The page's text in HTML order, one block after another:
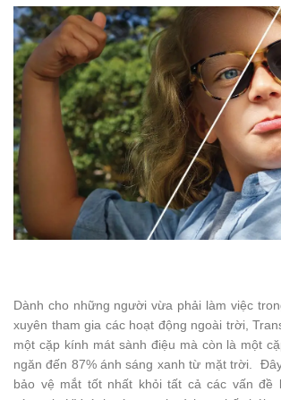
Dành cho những người vừa phải làm việc
xuyên tham gia các hoạt động ngoài trời,
một cặp kính mát sành điệu mà còn là một
ngăn đến 87% ánh sáng xanh từ mặt trời.
bảo vệ mắt tốt nhất khỏi tất cả các vấn đề